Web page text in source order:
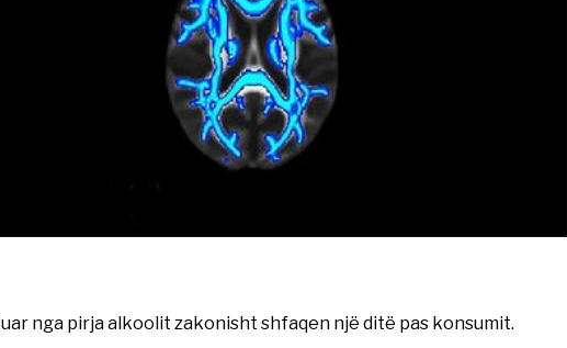
nga pirja alkoolit zakonisht shfaqen një ditë pas konsumit.